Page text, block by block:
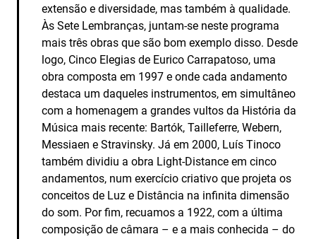
extensão e diversidade, mas também à qualidade.
Às Sete Lembranças, juntam-se neste programa
mais três obras que são bom exemplo disso. Desde
logo, Cinco Elegias de Eurico Carrapatoso, uma
obra composta em 1997 e onde cada andamento
destaca um daqueles instrumentos, em simultâneo
com a homenagem a grandes vultos da História da
Música mais recente: Bartók, Tailleferre, Webern,
Messiaen e Stravinsky. Já em 2000, Luís Tinoco
também dividiu a obra Light-Distance em cinco
andamentos, num exercício criativo que projeta os
conceitos de Luz e Distância na infinita dimensão
do som. Por fim, recuamos a 1922, com a última
composição de câmara – e a mais conhecida – do